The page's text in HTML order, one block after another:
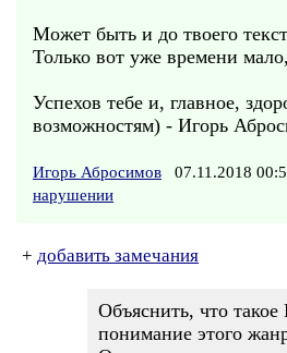
Может быть и до твоего
Только вот уже времени
Успехов тебе и, главное,
возможностям) - Игорь
Игорь Абросимов 07.11.2018
нарушении
+ добавить замечания
Объяснить, что
понимание этого